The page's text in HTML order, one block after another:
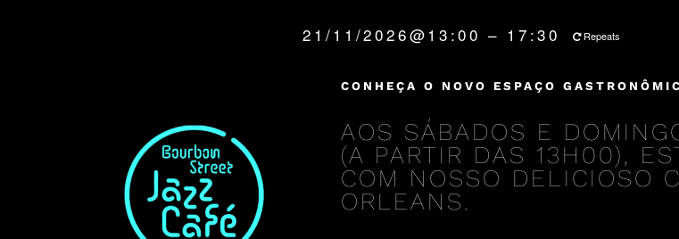
21/11/2026@13:00 – 17:30 Repeats
CONHEÇA O NOVO ESPAÇO
AOS SÁBADOS E
(A PARTIR DAS 13H00),
COM NOSSO DELICIOSO
ORLEANS.